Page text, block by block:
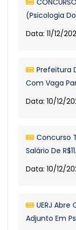
(Psicologia
Data: 11/12/
Prefeitura
Com Vaga
Data: 10/12/
Concurso
Salário De
Data: 10/12/
UERJ
Adjunto Em